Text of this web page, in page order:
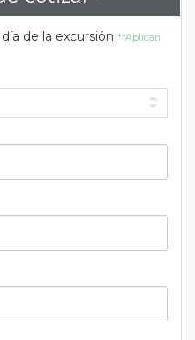
de la excursión **Aplican